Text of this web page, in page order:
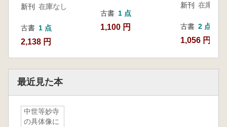
新刊 在庫なし
古書 1 点
2,138 円
古書 1 点
1,100 円
新刊 在庫なし
古書 2 点
1,056 円~
最近見た本
中世等妙寺
の具体像に